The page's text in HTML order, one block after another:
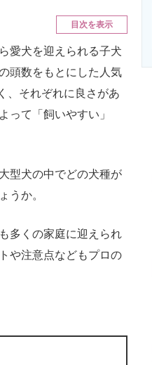
目次を表示
愛犬を迎えられる子犬
頭数をもとにした人気
、それぞれに良さがあ
って「飼いやすい」
型犬の中でどの犬種が
うか。
多くの家庭に迎えられ
や注意点などもプロの